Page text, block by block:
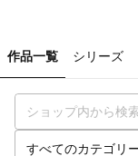
作品一覧 シリーズ